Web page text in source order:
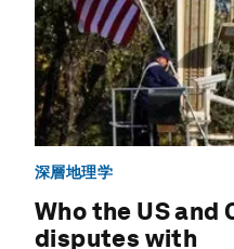
深層地理学
Who the US and
disputes with